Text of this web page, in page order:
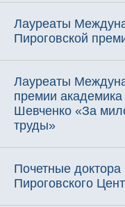
Лауреаты
Пироговской
Лауреаты
премии
Шевченко «За
труды»
Почетные доктора
Пироговского